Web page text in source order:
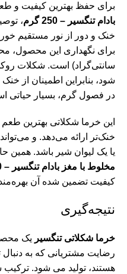
برای حفظ بهترین کیفیت و
بادام تنگسیر – 250 گرم
،
خنک و دور از نور مستقیم
سانتی‌گراد) است. شکلات
شود، بنابراین اطمینان از
در فصول گرم، بسیار حیاتی
این خرما شکلاتی بهترین
خنک‌تر ارائه می‌دهد. و
یا یک لیوان شیر باشد. همین
مخلوط با مغز بادام تنگسیر – 250 گرم
کیفیت تضمین شده آن
نتیجه‌گیری
خرما شکلاتی تنگسیر یک
رضایت مشتریانی که به
هستند، تولید می شود.